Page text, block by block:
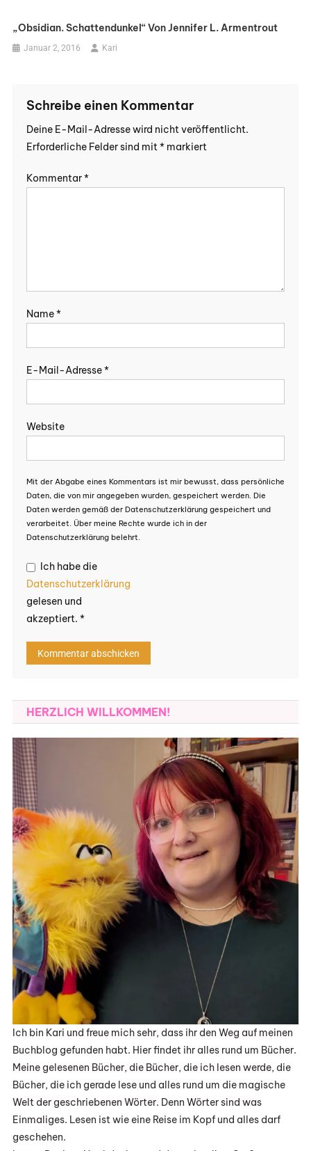
„Obsidian. Schattendunkel“ Von Jennifer L. Armentrout
Januar 2, 2016 Kari
Schreibe einen Kommentar
Deine E-Mail-Adresse wird nicht veröffentlicht.
Erforderliche Felder sind mit*markiert
Kommentar*
Name*
E-Mail-Adresse*
Website
Mit der Abgabe eines Kommentars ist mir bewusst, dass persönliche
Daten, die von mir angegeben wurden, gespeichert werden. Die
Daten werden gemäß der Datenschutzerklärung gespeichert und
verarbeitet. Über meine Rechte wurde ich in der
Datenschutzerklärung belehrt.
Ich habe die
Datenschutzerklärung
gelesen und
akzeptiert. *
HERZLICH WILLKOMMEN!
Ich bin Kari und freue mich sehr, dass ihr den Weg auf meinen
Buchblog gefunden habt. Hier findet ihr alles rund um Bücher.
Meine gelesenen Bücher, die Bücher, die ich lesen werde, die
Bücher, die ich gerade lese und alles rund um die magische
Welt der geschriebenen Wörter. Denn Wörter sind was
Einmaliges. Lesen ist wie eine Reise im Kopf und alles darf
geschehen.